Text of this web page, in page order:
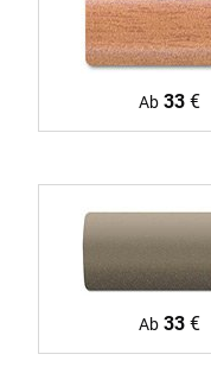
Ab 33€
Ab 33€